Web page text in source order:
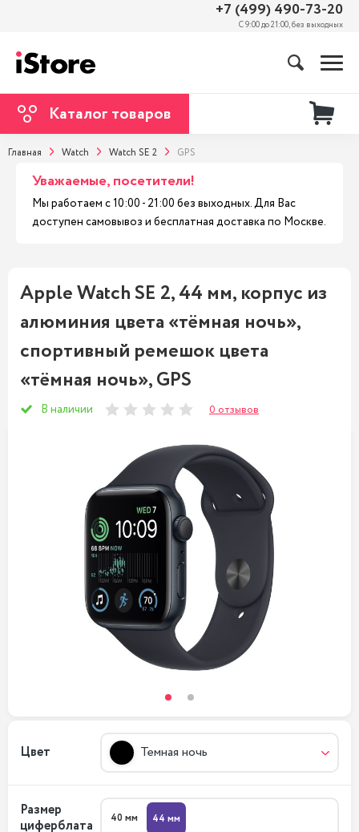
+7 (499) 490-73-20
С 9:00 до 21:00, без выходных
Каталог товаров
Главная Watch Watch SE 2 GPS
Уважаемые, посетители!
Мы работаем с 10:00 - 21:00 без выходных. Для Вас
доступен самовывоз и бесплатная доставка по Москве.
Apple Watch SE 2, 44 мм, корпус из
алюминия цвета «тёмная ночь»,
спортивный ремешок цвета
«тёмная ночь», GPS
В наличии 0 отзывов
Цвет Темная ночь
Размер
циферблата
40 мм 44 мм